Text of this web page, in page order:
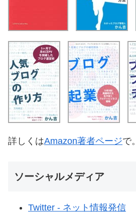
詳しくはAmazon著者ページで。
ソーシャルメディア
Twitter - ネット情報発信